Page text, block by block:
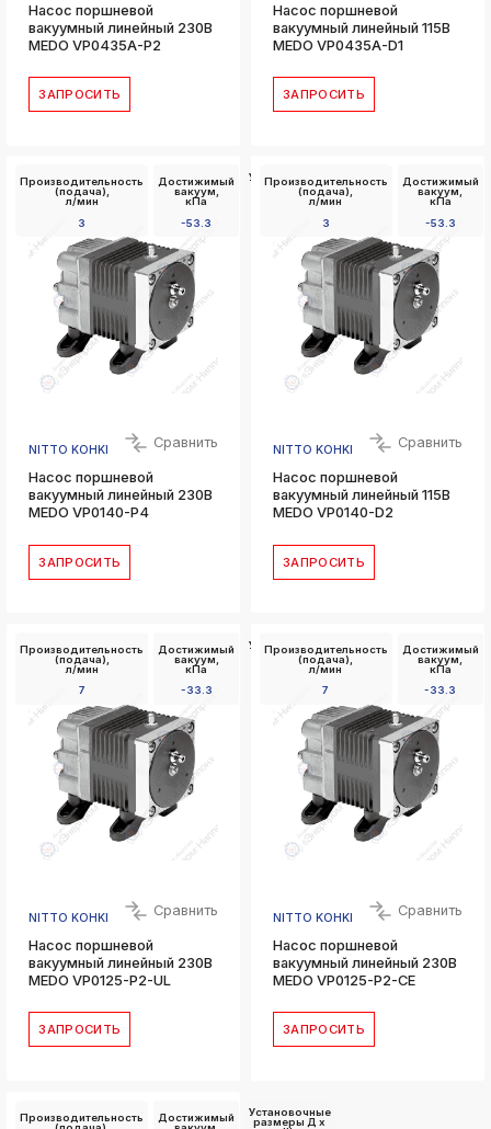
Насос поршневой
вакуумный линейный 230В
MEDO VP0435A-P2
ЗАПРОСИТЬ
Насос поршневой
вакуумный линейный 115В
MEDO VP0435A-D1
ЗАПРОСИТЬ
Производительность
(подача),
л/мин
3
Достижимый
вакуум,
кПа
-53.3
Установочные
размеры Д x
NITTO KOHKI Сравнить
Насос поршневой
вакуумный линейный 230В
MEDO VP0140-P4
ЗАПРОСИТЬ
Производительность
(подача),
л/мин
3
Достижимый
вакуум,
кПа
-53.3
NITTO KOHKI Сравнить
Насос поршневой
вакуумный линейный 115В
MEDO VP0140-D2
ЗАПРОСИТЬ
Производительность
(подача),
л/мин
7
Достижимый
вакуум,
кПа
-33.3
Установочные
размеры Д x
NITTO KOHKI Сравнить
Насос поршневой
вакуумный линейный 230В
MEDO VP0125-P2-UL
ЗАПРОСИТЬ
Производительность
(подача),
л/мин
7
Достижимый
вакуум,
кПа
-33.3
NITTO KOHKI Сравнить
Насос поршневой
вакуумный линейный 230В
MEDO VP0125-P2-CE
ЗАПРОСИТЬ
Производительность
Достижимый
Установочные
размеры Д x